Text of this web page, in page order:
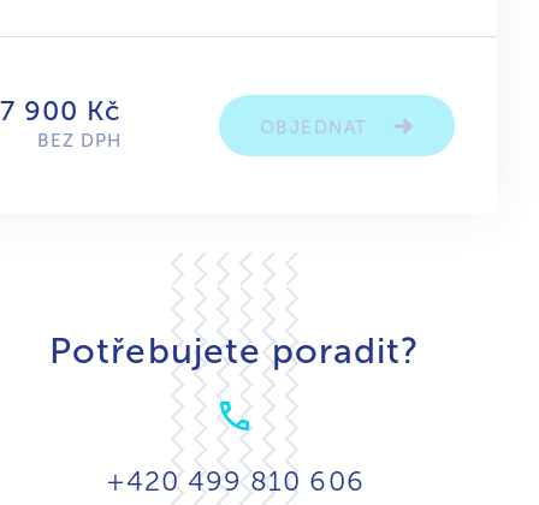
900 Kč
BEZ DPH
OBJEDNAT
Potřebujete poradit?
+420 499 810 606